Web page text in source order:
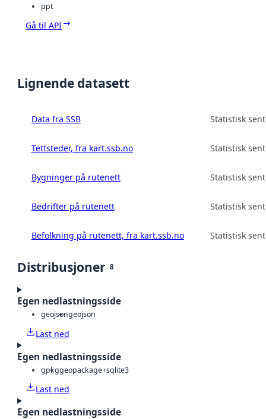
ppt
Gå til API
Lignende datasett
Data fra SSB Statistisk
Tettsteder, fra kart.ssb.no Statistisk
Bygninger på rutenett Statistisk
Bedrifter på rutenett Statistisk
Befolkning på rutenett, fra kart.ssb.no Statistisk
Distribusjoner 8
Egen nedlastningsside
geojsongeojson
Last ned
Egen nedlastningsside
gpkggeopackage+sqlite3
Last ned
Egen nedlastningsside